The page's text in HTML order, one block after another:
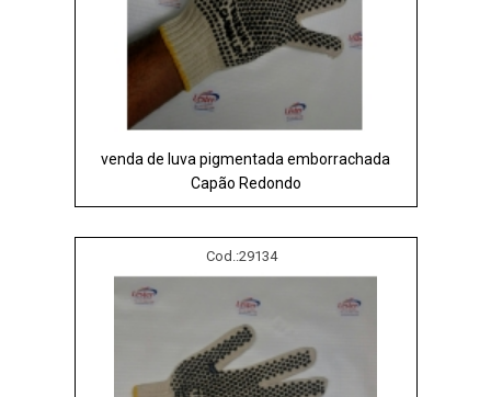
venda de luva pigmentada emborrachada
Capão Redondo
Cod.:29134